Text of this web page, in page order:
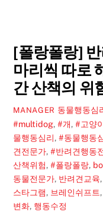
[폴랑폴랑]
마리씩 따로
간 산책의 위
MANAGER 동물행동심
#multidog,#개,#고양
물행동심리,#동물행동
견전문가,#반려견행동
산책위험,#폴랑폴랑,
동물전문가, 반려견교육,
스타그램, 브레인쉬프트,
변화, 행동수정